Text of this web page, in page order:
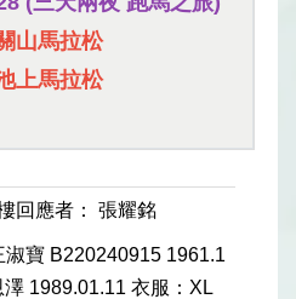
山馬拉松
上馬拉松
回應者： 張耀銘
淑寶 B220240915 1961.1
1989.01.11 衣服：XL